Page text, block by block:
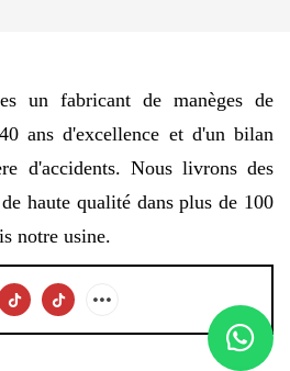
un fabricant de manèges de
ans d'excellence et d'un bilan
d'accidents. Nous livrons des
haute qualité dans plus de 100
notre usine.